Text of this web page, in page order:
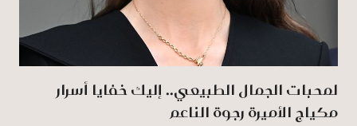
لمحبات الجمال الطبيعي.. إليك خفايا أسرار
مكياج الأميرة رجوة الناعم